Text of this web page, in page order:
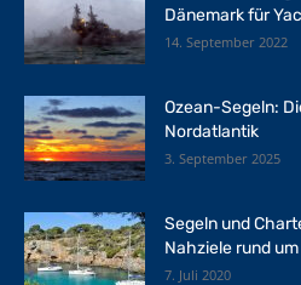
Dänemark für
14. September 2022
Ozean-Segeln:
Nordatlantik
3. September 2025
Segeln und
Nahziele rund
7. Juli 2020